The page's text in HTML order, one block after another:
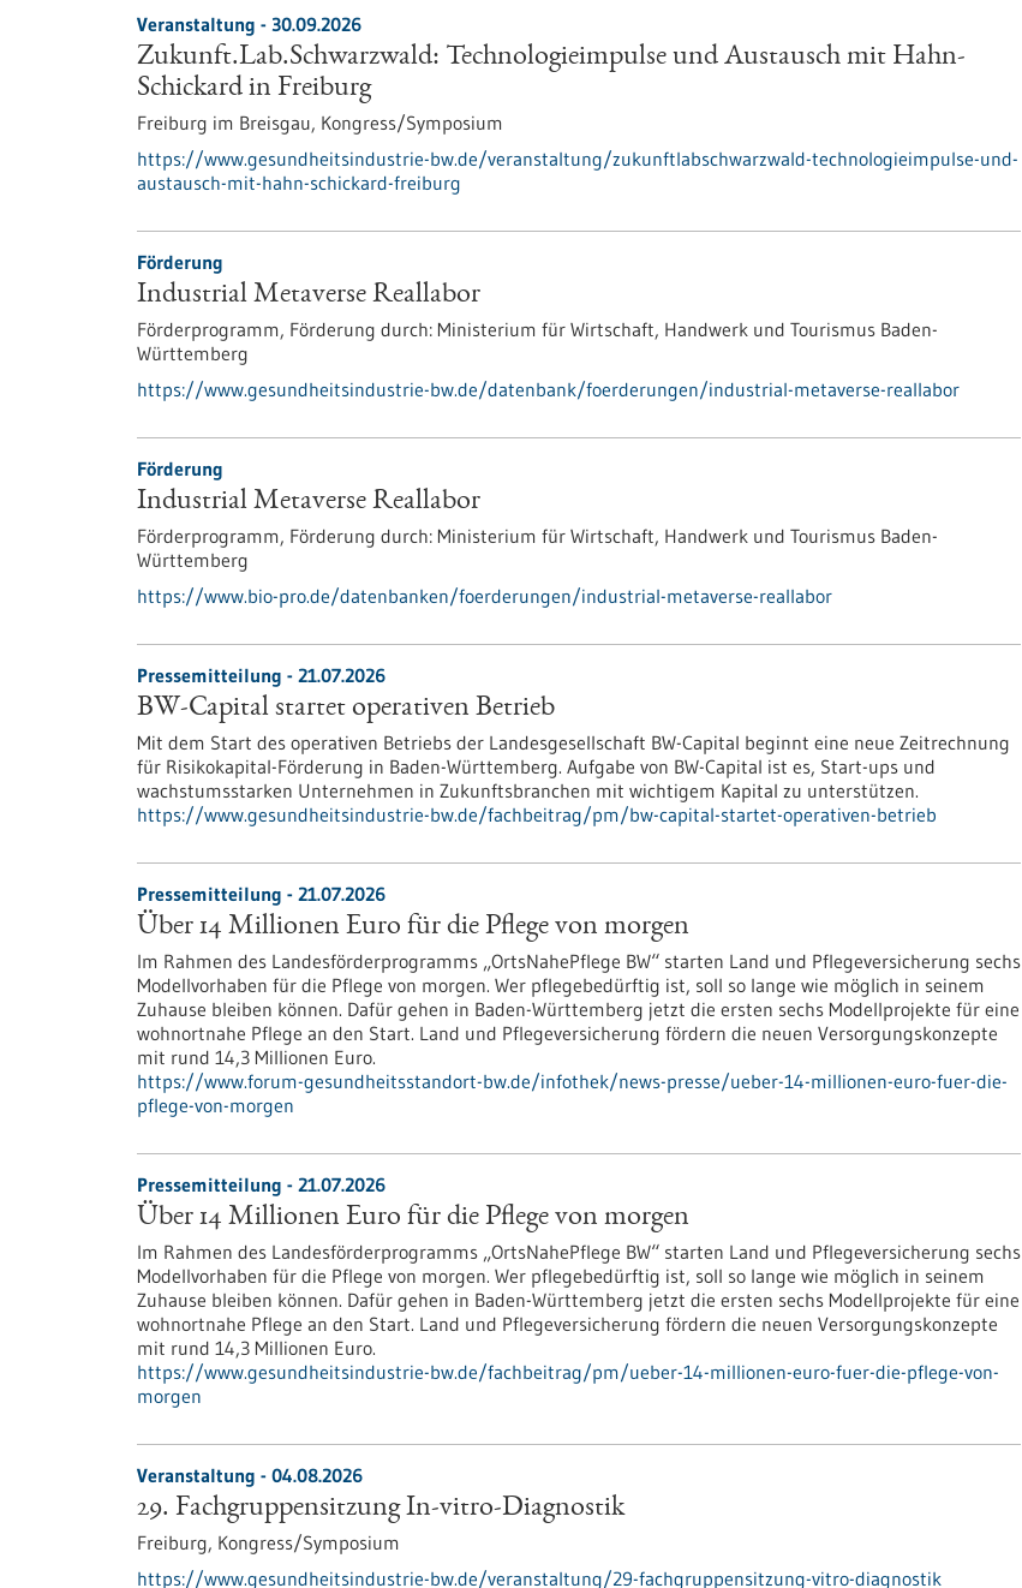
Veranstaltung - 30.09.2026
Zukunft.Lab.Schwarzwald: Technologieimpulse und Austausch mit Hahn-
Schickard in Freiburg
Freiburg im Breisgau, Kongress/Symposium
https://www.gesundheitsindustrie-bw.de/veranstaltung/zukunftlabschwarzwald-technologieimpulse-und-
austausch-mit-hahn-schickard-freiburg
Förderung
Industrial Metaverse Reallabor
Förderprogramm, Förderung durch: Ministerium für Wirtschaft, Handwerk und Tourismus Baden-
Württemberg
https://www.gesundheitsindustrie-bw.de/datenbank/foerderungen/industrial-metaverse-reallabor
Förderung
Industrial Metaverse Reallabor
Förderprogramm, Förderung durch: Ministerium für Wirtschaft, Handwerk und Tourismus Baden-
Württemberg
https://www.bio-pro.de/datenbanken/foerderungen/industrial-metaverse-reallabor
Pressemitteilung - 21.07.2026
BW-Capital startet operativen Betrieb
Mit dem Start des operativen Betriebs der Landesgesellschaft BW-Capital beginnt eine neue Zeitrechnung
für Risikokapital-Förderung in Baden-Württemberg. Aufgabe von BW-Capital ist es, Start-ups und
wachstumsstarken Unternehmen in Zukunftsbranchen mit wichtigem Kapital zu unterstützen.
https://www.gesundheitsindustrie-bw.de/fachbeitrag/pm/bw-capital-startet-operativen-betrieb
Pressemitteilung - 21.07.2026
Über 14 Millionen Euro für die Pflege von morgen
Im Rahmen des Landesförderprogramms „OrtsNahePflege BW“ starten Land und Pflegeversicherung sechs
Modellvorhaben für die Pflege von morgen. Wer pflegebedürftig ist, soll so lange wie möglich in seinem
Zuhause bleiben können. Dafür gehen in Baden-Württemberg jetzt die ersten sechs Modellprojekte für eine
wohnortnahe Pflege an den Start. Land und Pflegeversicherung fördern die neuen Versorgungskonzepte
mit rund 14,3 Millionen Euro.
https://www.forum-gesundheitsstandort-bw.de/infothek/news-presse/ueber-14-millionen-euro-fuer-die-
pflege-von-morgen
Pressemitteilung - 21.07.2026
Über 14 Millionen Euro für die Pflege von morgen
Im Rahmen des Landesförderprogramms „OrtsNahePflege BW“ starten Land und Pflegeversicherung sechs
Modellvorhaben für die Pflege von morgen. Wer pflegebedürftig ist, soll so lange wie möglich in seinem
Zuhause bleiben können. Dafür gehen in Baden-Württemberg jetzt die ersten sechs Modellprojekte für eine
wohnortnahe Pflege an den Start. Land und Pflegeversicherung fördern die neuen Versorgungskonzepte
mit rund 14,3 Millionen Euro.
https://www.gesundheitsindustrie-bw.de/fachbeitrag/pm/ueber-14-millionen-euro-fuer-die-pflege-von-
morgen
Veranstaltung - 04.08.2026
29. Fachgruppensitzung In-vitro-Diagnostik
Freiburg, Kongress/Symposium
https://www.gesundheitsindustrie-bw.de/veranstaltung/29-fachgruppensitzung-vitro-diagnostik